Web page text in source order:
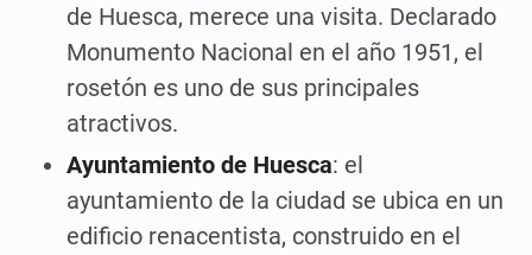
de Huesca, merece una visita. Declarado
Monumento Nacional en el año 1951, el
rosetón es uno de sus principales
atractivos.
Ayuntamiento de Huesca: el
ayuntamiento de la ciudad se ubica en un
edificio renacentista, construido en el